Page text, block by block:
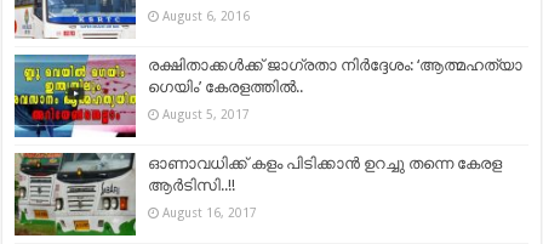
August 6, 2016
രക്ഷിതാക്കള്‍ക്ക് ജാഗ്രതാ നിര്‍ദ്ദേശം: ‘ആത്മഹത്യാ
ഗെയിം’ കേരളത്തില്‍..
August 5, 2017
ഓണാവധിക്ക് കളം പിടിക്കാന്‍ ഉറച്ചു തന്നെ കേരള
ആര്‍ടിസി..!!
August 16, 2017